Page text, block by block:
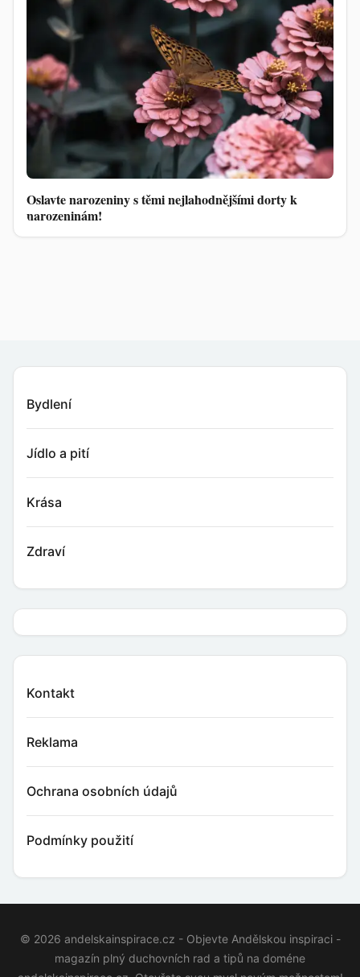
Oslavte narozeniny s těmi nejlahodnějšími dorty k
narozeninám!
Bydlení
Jídlo a pití
Krása
Zdraví
Kontakt
Reklama
Ochrana osobních údajů
Podmínky použití
© 2026 andelskainspirace.cz - Objevte Andělskou inspiraci -
magazín plný duchovních rad a tipů na doméne